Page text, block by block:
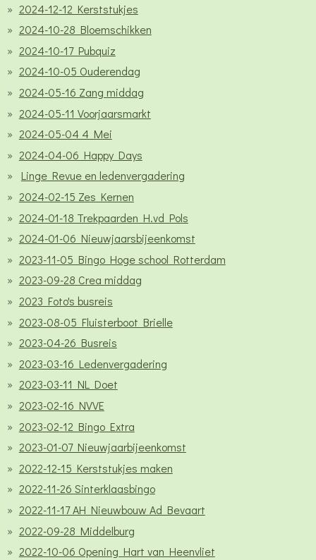
2024-12-12 Kerststukjes
2024-10-28 Bloemschikken
2024-10-17 Pubquiz
2024-10-05 Ouderendag
2024-05-16 Zang middag
2024-05-11 Voorjaarsmarkt
2024-05-04 4 Mei
2024-04-06 Happy Days
Linge Revue en ledenvergadering
2024-02-15 Zes Kernen
2024-01-18 Trekpaarden H.vd Pols
2024-01-06 Nieuwjaarsbijeenkomst
2023-11-05 Bingo Hoge school Rotterdam
2023-09-28 Crea middag
2023 Foto's busreis
2023-08-05 Fluisterboot Brielle
2023-04-26 Busreis
2023-03-16 Ledenvergadering
2023-03-11 NL Doet
2023-02-16 NVVE
2023-02-12 Bingo Extra
2023-01-07 Nieuwjaarbijeenkomst
2022-12-15 Kerststukjes maken
2022-11-26 Sinterklaasbingo
2022-11-17 AH Nieuwbouw Ad Bevaart
2022-09-28 Middelburg
2022-10-06 Opening Hart van Heenvliet